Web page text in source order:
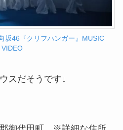
坂46『クリフハンガー』MUSIC
VIDEO
スだそうです↓